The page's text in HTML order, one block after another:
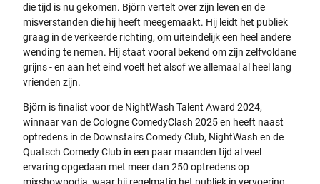
die tijd is nu gekomen. Björn vertelt over zijn leven en de
misverstanden die hij heeft meegemaakt. Hij leidt het publiek
graag in de verkeerde richting, om uiteindelijk een heel andere
wending te nemen. Hij staat vooral bekend om zijn zelfvoldane
grijns - en aan het eind voelt het alsof we allemaal al heel lang
vrienden zijn.
Björn is finalist voor de NightWash Talent Award 2024,
winnaar van de Cologne ComedyClash 2025 en heeft naast
optredens in de Downstairs Comedy Club, NightWash en de
Quatsch Comedy Club in een paar maanden tijd al veel
ervaring opgedaan met meer dan 250 optredens op